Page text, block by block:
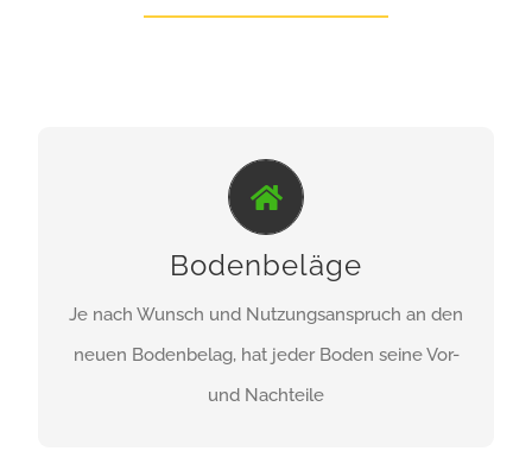
Bodenbeläge
Je nach Wunsch und Nutzungsanspruch an den
neuen Bodenbelag, hat jeder Boden seine Vor-
und Nachteile
DIE RICHTIGE AUSWAHL...
Vinyl-Designboden, Parkett, Fertigparkett, Kork,
Laminat, Teppichboden und -fließen, Linoleum
oder PVC.